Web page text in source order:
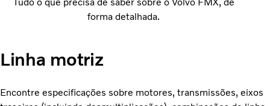
Serviços
Localizador de concessionários
Contacto
forma detalhada.
Linha motriz
Encontre especificações sobre motores, transmissões, eixos